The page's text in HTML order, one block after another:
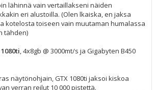
lähinnä vain vertaillakseni näiden
eri alustoilla. (Olen lkaiska, en jaksa
kotelosta toiseen vain muutaman humalassa
tähden)
, 4x8gb @ 3000mt/s ja Gigabyten B450
näytönohjain, GTX 1080ti jaksoi kiskoa
verran reilut 10 000 pistettä.